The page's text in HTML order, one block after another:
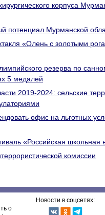
корпуса
потенциал Мурманской
«Олень с золотыми
резерва по
5 медалей
2019-2024: сельские
офис на льготных
«Российская школьная
комиссии
о
Новости в соцсетях: